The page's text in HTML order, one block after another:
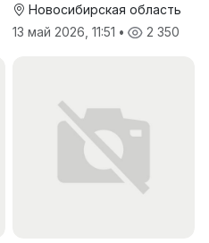
Новосибирская область
13 май 2026, 11:51 • 2 350